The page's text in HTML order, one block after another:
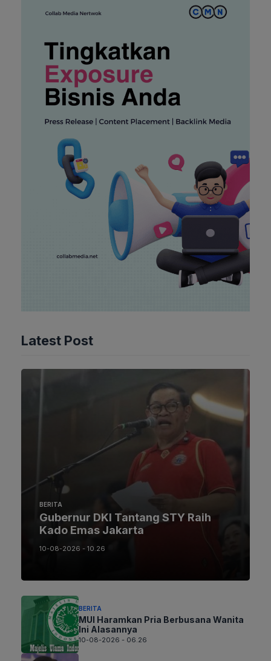
Latest Post
BERITA
Gubernur DKI Tantang STY Raih
Kado Emas Jakarta
10-08-2026 - 10.26
BERITA
MUI Haramkan Pria Berbusana Wanita
Ini Alasannya
10-08-2026 - 06.26